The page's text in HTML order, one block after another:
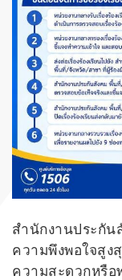
สำนักงานประกั
ความพึงพอใจสู
ความสะดวกหรื